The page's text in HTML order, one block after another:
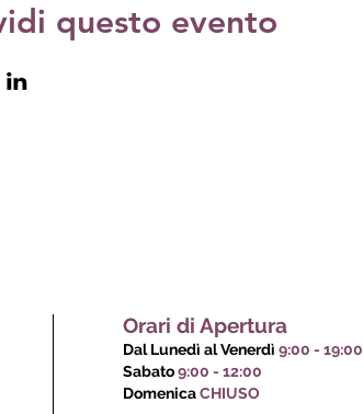
questo evento
Orari di Apertura
Dal Lunedì al Venerdì 9:00 - 19:00
Sabato9:00 - 12:00
DomenicaCHIUSO